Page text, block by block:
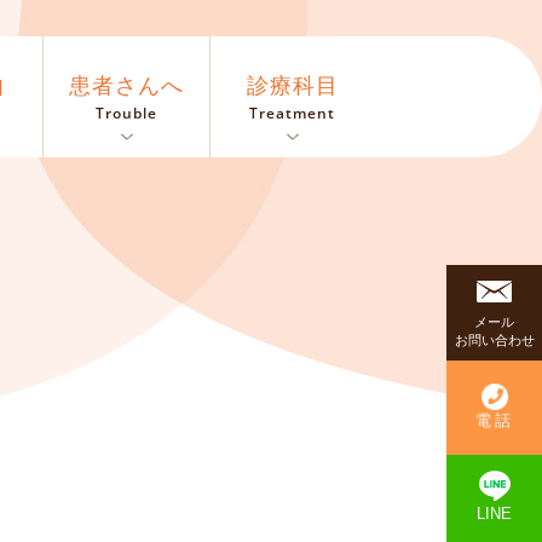
患者さんへ
Trouble
診療科目
Treatment
メール
お問い合わせ
電話
LINE